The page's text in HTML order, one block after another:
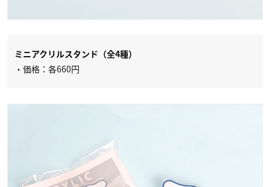
ミニアクリルスタンド（全4種）
・価格：各660円